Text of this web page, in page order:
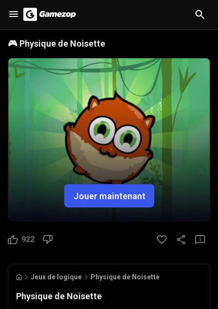
🎮 Physique de Noisette
Jouer maintenant
922
Jeux de logique Physique de Noisette
Physique de Noisette